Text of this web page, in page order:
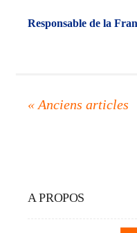
Responsable de la
A PROPOS